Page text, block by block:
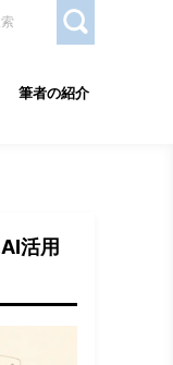
筆者の紹介
活用